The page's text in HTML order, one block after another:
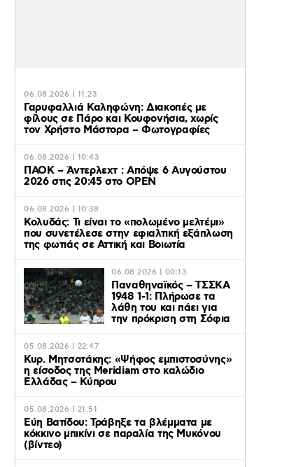
06.08.2026 | 11:23
Γαρυφαλλιά Καληφώνη: Διακοπές με
φίλους σε Πάρο και Κουφονήσια, χωρίς
τον Χρήστο Μάστορα – Φωτογραφίες
06.08.2026 | 10:43
ΠΑΟΚ – Άντερλεχτ : Απόψε 6 Αυγούστου
2026 στις 20:45 στο ΟΡΕΝ
06.08.2026 | 10:38
Κολυδάς: Τι είναι το «πολωμένο μελτέμι»
που συνετέλεσε στην εφιαλτική εξάπλωση
της φωτιάς σε Αττική και Βοιωτία
06.08.2026 | 00:13
Παναθηναϊκός – ΤΣΣΚΑ
1948 1-1: Πλήρωσε τα
λάθη του και πάει για
την πρόκριση στη Σόφια
05.08.2026 | 22:47
Κυρ. Μητσοτάκης: «Ψήφος εμπιστοσύνης»
η είσοδος της Meridiam στο καλώδιο
Ελλάδας – Κύπρου
05.08.2026 | 21:51
Εύη Βατίδου: Τράβηξε τα βλέμματα με
κόκκινο μπικίνι σε παραλία της Μυκόνου
(βίντεο)